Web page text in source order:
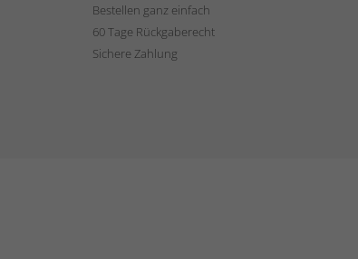
Bestellen ganz einfach
60 Tage Rückgaberecht
Sichere Zahlung